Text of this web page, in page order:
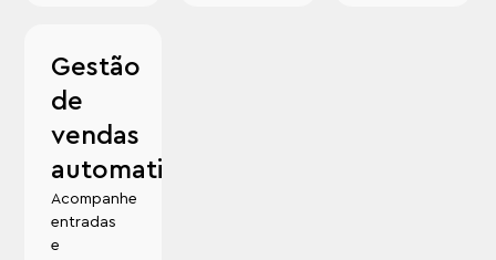
Gestão
de
vendas
automatizada
Acompanhe
entradas
e